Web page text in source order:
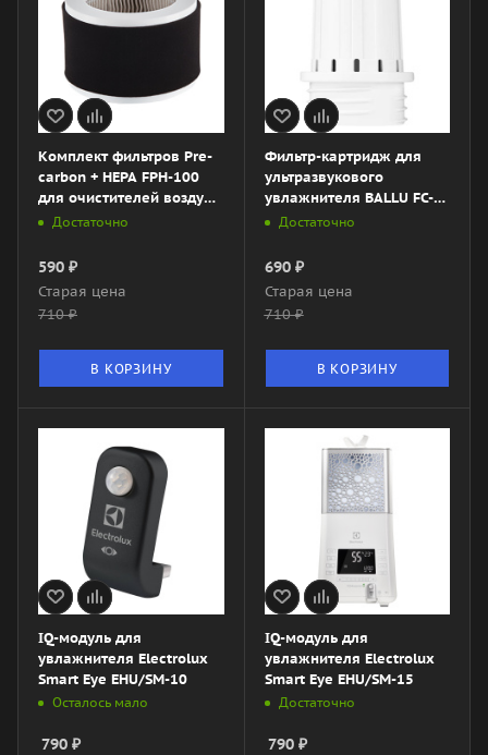
Комплект фильтров Pre-
carbon + HEPA FРH-100
для очистителей воздуха
BALLU AP-100
Достаточно
590 ₽
Старая цена
710₽
В КОРЗИНУ
Фильтр-картридж для
ультразвукового
увлажнителя BALLU FC-
310Достаточно
690₽
Старая цена
710₽
В КОРЗИНУ
IQ-модуль для
увлажнителя Electrolux
Smart Eye EHU/SM-10
Осталось мало
790 ₽
IQ-модуль для
увлажнителя Electrolux
Smart Eye EHU/SM-15
Достаточно
790₽